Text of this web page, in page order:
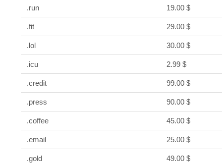
.run 19.00 $
.fit 29.00 $
.lol 30.00 $
.icu 2.99 $
.credit 99.00 $
.press 90.00 $
.coffee 45.00 $
.email 25.00 $
.gold 49.00 $